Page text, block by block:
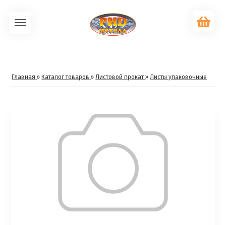
Главная » Каталог товаров »Листовой прокат »Листы упаковочные